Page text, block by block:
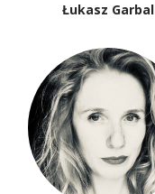
Łukasz Garbal